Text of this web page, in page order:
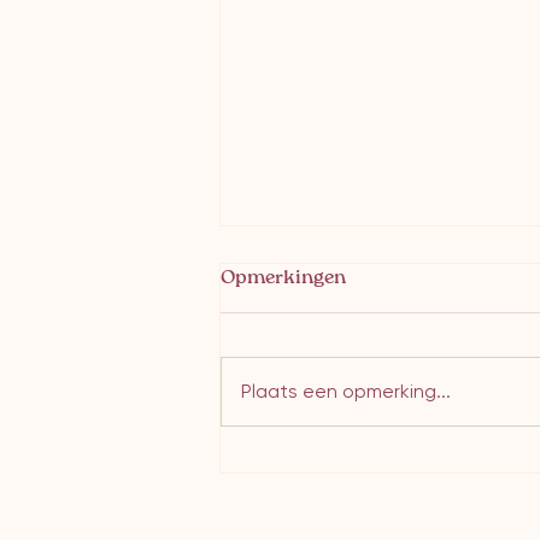
Opmerkingen
Plaats een opmerking...